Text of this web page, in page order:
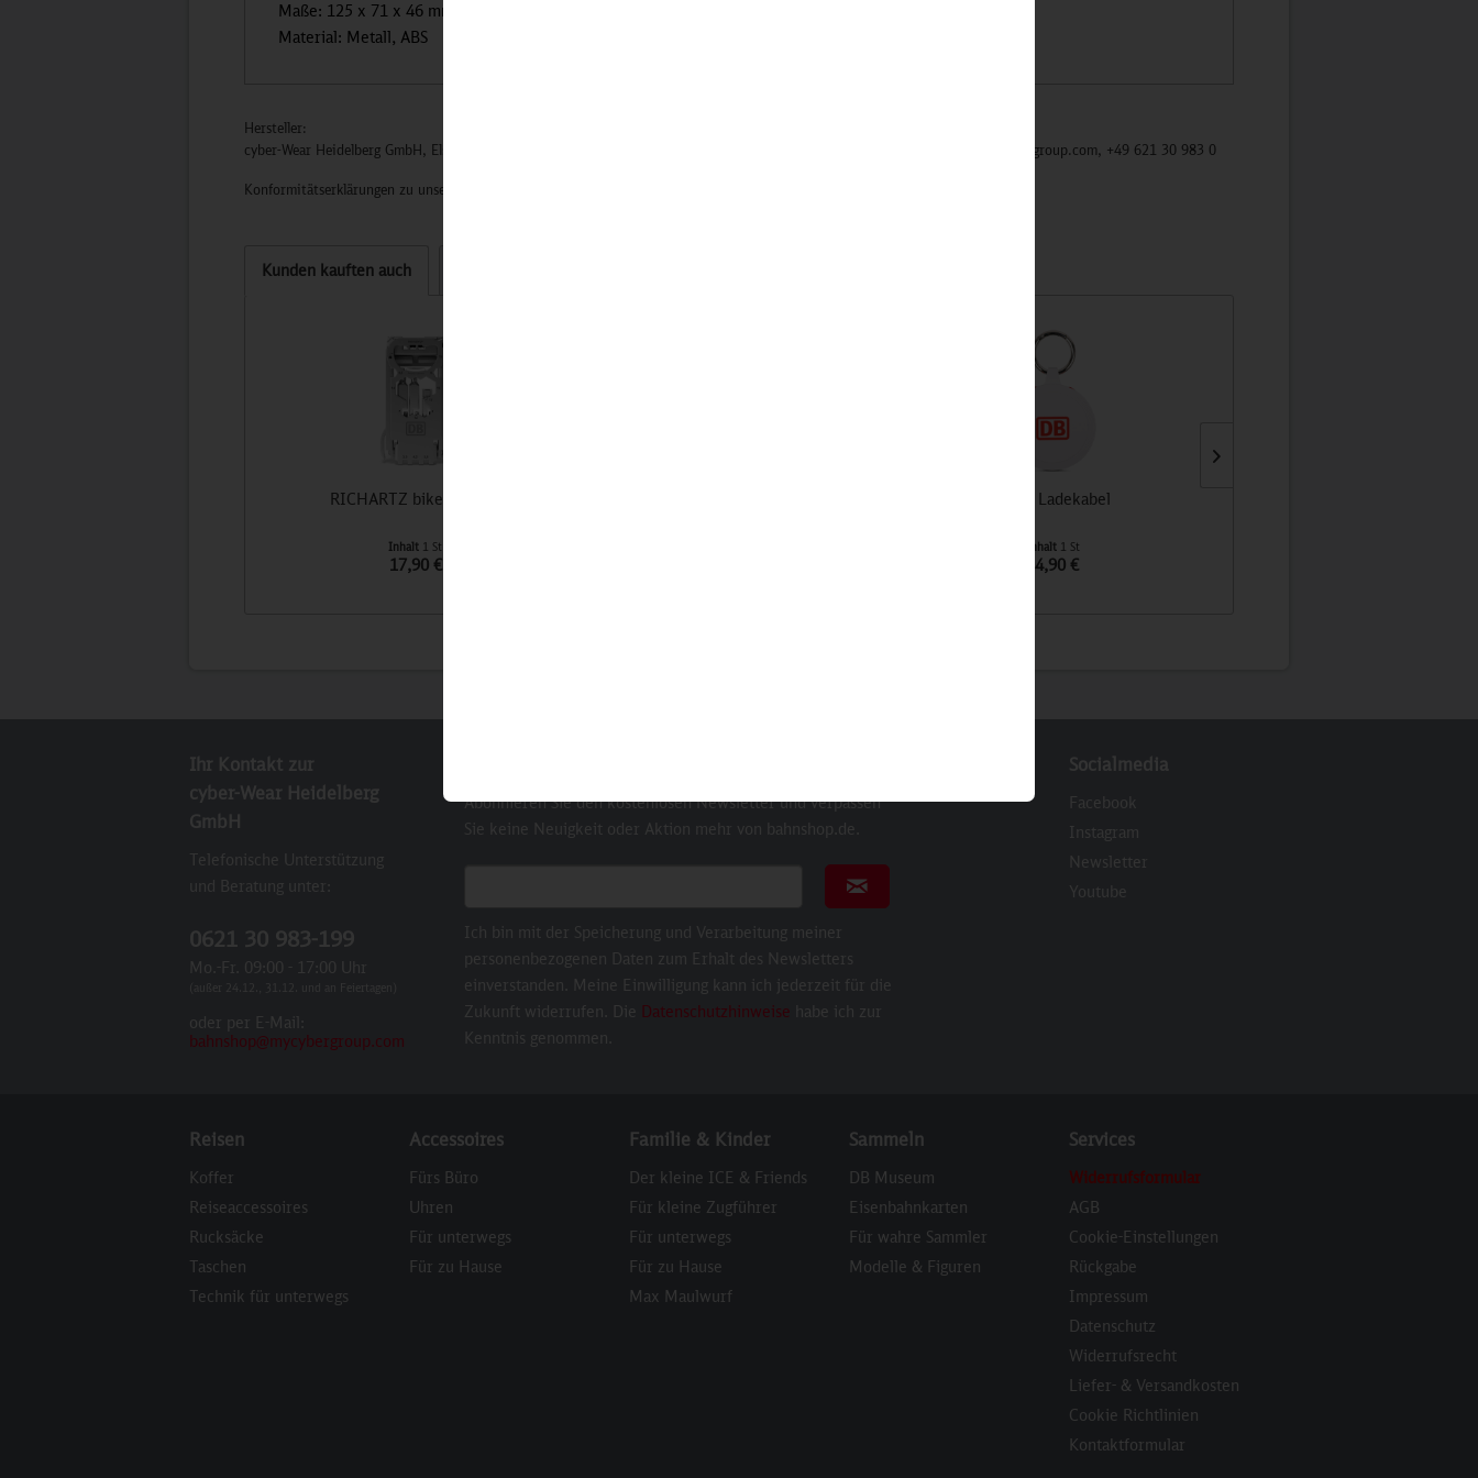
Maße: 125 x 71 x 46 mm
Material: Metall, ABS
Hersteller:
cyber-Wear Heidelberg GmbH, Elsa-Brändström-Str. 4, 68229 Mannheim, Deutschland, Info@mycybergroup.com, https://mycybergroup.com, +49 621 30 983 0
Konformitätserklärungen zu unseren Produkten finden Sie
Kunden kauften auch
RICHARTZ biketool 32+
Inhalt 1 St
17,90 €
6-in-1 Ladekabel
Inhalt 1 St
14,90 €
Ihr Kontakt zur
cyber-Wear Heidelberg
GmbH
Telefonische Unterstützung
und Beratung unter:
0621 30 983-199
Mo.-Fr. 09:00 - 17:00 Uhr
(außer 24.12., 31.12. und an Feiertagen)
oder per E-Mail:
bahnshop@mycybergroup.com
Abonnieren Sie den kostenlosen Newsletter und verpassen
Sie keine Neuigkeit oder Aktion mehr von bahnshop.de.
Newsletter abonnieren
Ich bin mit der Speicherung und Verarbeitung meiner
personenbezogenen Daten zum Erhalt des Newsletters
einverstanden. Meine Einwilligung kann ich jederzeit für die
Zukunft widerrufen. Die Datenschutzhinweise habe ich zur
Kenntnis genommen.
Socialmedia
Facebook
Instagram
Newsletter
Youtube
Reisen
Koffer
Reiseaccessoires
Rucksäcke
Taschen
Technik für unterwegs
Accessoires
Fürs Büro
Uhren
Für unterwegs
Für zu Hause
Familie & Kinder
Der kleine ICE & Friends
Für kleine Zugführer
Für unterwegs
Für zu Hause
Max Maulwurf
Sammeln
DB Museum
Eisenbahnkarten
Für wahre Sammler
Modelle & Figuren
Services
Widerrufsformular
AGB
Cookie-Einstellungen
Rückgabe
Impressum
Datenschutz
Widerrufsrecht
Liefer- & Versandkosten
Cookie Richtlinien
Kontaktformular